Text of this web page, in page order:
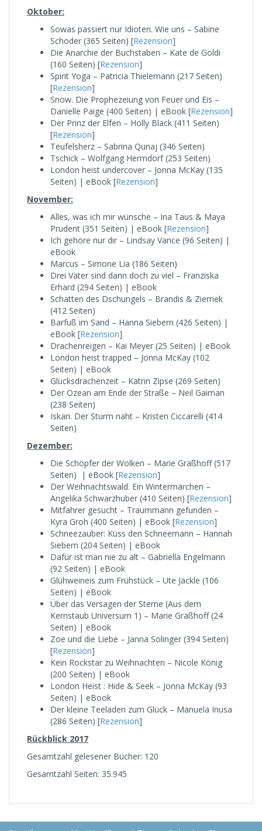
Oktober:
Sowas passiert nur Idioten. Wie uns – Sabine
Schoder (365 Seiten) [Rezension]
Die Anarchie der Buchstaben – Kate de Goldi
(160 Seiten) [Rezension]
Spirit Yoga – Patricia Thielemann (217 Seiten)
[Rezension]
Snow. Die Prophezeiung von Feuer und Eis –
Danielle Paige (400 Seiten) | eBook [Rezension]
Der Prinz der Elfen – Holly Black (411 Seiten)
[Rezension]
Teufelsherz – Sabrina Qunaj (346 Seiten)
Tschick – Wolfgang Herrndorf (253 Seiten)
London heist undercover – Jonna McKay (135
Seiten) | eBook [Rezension]
November:
Alles, was ich mir wünsche – Ina Taus & Maya
Prudent (351 Seiten) | eBook [Rezension]
Ich gehöre nur dir – Lindsay Vance (96 Seiten) |
eBook
Marcus – Simone Lia (186 Seiten)
Drei Väter sind dann doch zu viel – Franziska
Erhard (294 Seiten) | eBook
Schatten des Dschungels – Brandis & Ziemek
(412 Seiten)
Barfuß im Sand – Hanna Siebern (426 Seiten) |
eBook [Rezension]
Drachenreigen – Kai Meyer (25 Seiten) | eBook
London heist trapped – Jonna McKay (102
Seiten) | eBook
Glücksdrachenzeit – Katrin Zipse (269 Seiten)
Der Ozean am Ende der Straße – Neil Gaiman
(238 Seiten)
Iskari. Der Sturm naht – Kristen Ciccarelli (414
Seiten)
Dezember:
Die Schöpfer der Wolken – Marie Graßhoff (517
Seiten) | eBook [Rezension]
Der Weihnachtswald. Ein Wintermärchen –
Angelika Schwarzhuber (410 Seiten) [Rezension]
Mitfahrer gesucht – Traummann gefunden –
Kyra Groh (400 Seiten) | eBook [Rezension]
Schneezauber: Küss den Schneemann – Hannah
Siebern (204 Seiten) | eBook
Dafür ist man nie zu alt – Gabriella Engelmann
(92 Seiten) | eBook
Glühweineis zum Frühstück – Ute Jäckle (106
Seiten) | eBook
Über das Versagen der Sterne (Aus dem
Kernstaub Universum 1) – Marie Graßhoff (24
Seiten) | eBook
Zoe und die Liebe – Janna Solinger (394 Seiten)
[Rezension]
Kein Rockstar zu Weihnachten – Nicole König
(200 Seiten) | eBook
London Heist : Hide & Seek – Jonna McKay (93
Seiten) | eBook
Der kleine Teeladen zum Glück – Manuela Inusa
(286 Seiten) [Rezension]
Rückblick 2017
Gesamtzahl gelesener Bücher: 120
Gesamtzahl Seiten: 35.945